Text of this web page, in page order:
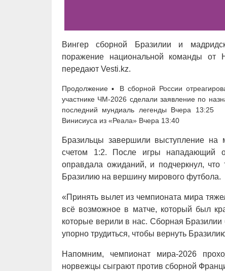
Вингер сборной Бразилии и
поражение национальной команды от
передают Vesti.kz.
Продолжение ▪ В сборной России
участнике ЧМ-2026 сделали заявление по
последний мундиаль легенды Вчера 13:25
Винисиуса из «Реала» Вчера 13:40
Бразильцы завершили выступление на
счетом 1:2. После игры нападающий
оправдала ожиданий, и подчеркнул,
Бразилию на вершину мирового футбола.
«Принять вылет из чемпионата мира
всё возможное в матче, который был
которые верили в нас. Сборная
упорно трудиться, чтобы вернуть
Напомним, чемпионат мира-2026
норвежцы сыграют против сборной